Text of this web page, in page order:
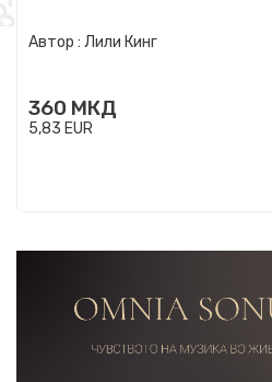
Автор : Лили Кинг
360 МКД
5,83 EUR